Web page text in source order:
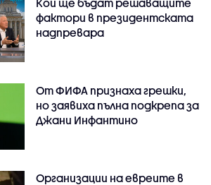
Кои ще бъдат решаващите
фактори в президентската
надпревара
От ФИФА признаха грешки,
но заявиха пълна подкрепа за
Джани Инфантино
Организации на евреите в